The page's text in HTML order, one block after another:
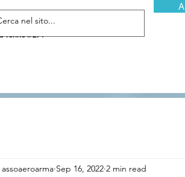
Arma Aeronautica - Aviatori d'Italia ETS
Torino il 29 febbraio 1952
assoaeroarma Sep 16, 2022 2 min read